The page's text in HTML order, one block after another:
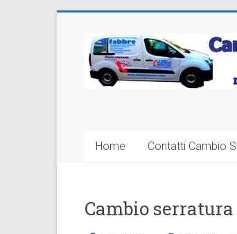
contenutoCambio
Serratura
Home Contatti Cambio
Cambio